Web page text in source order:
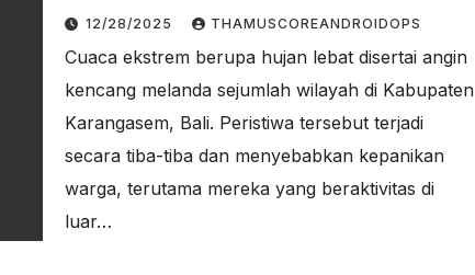
Karangasem
12/28/2025 THAMUSCOREANDROIDOPS
Cuaca ekstrem berupa hujan lebat disertai angin
kencang melanda sejumlah wilayah di Kabupaten
Karangasem, Bali. Peristiwa tersebut terjadi
secara tiba-tiba dan menyebabkan kepanikan
warga, terutama mereka yang beraktivitas di
luar…